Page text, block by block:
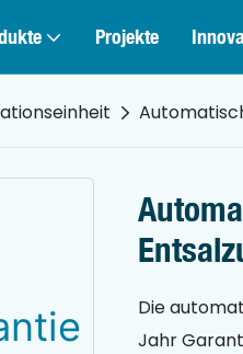
Projekte
Die
Jahr